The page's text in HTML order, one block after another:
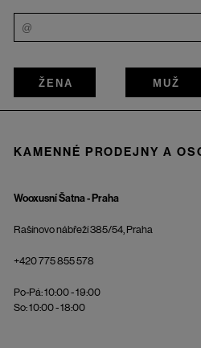
ŽENA MUŽ
KAMENNÉ PRODEJNY A
Wooxusní Šatna - Praha
Rašínovo nábřeží 385/54, Praha
+420 775 855 578
Po-Pá: 10:00 - 19:00
So: 10:00 - 18:00